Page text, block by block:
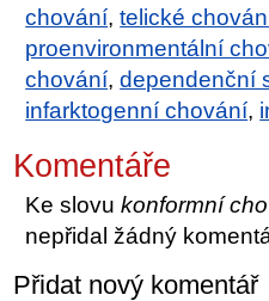
chování,telické
proenvironmentální
chování,dependenční
infarktogenní chování,
Komentáře
Ke slovukonformní
nepřidal žádný
Přidat nový komentář